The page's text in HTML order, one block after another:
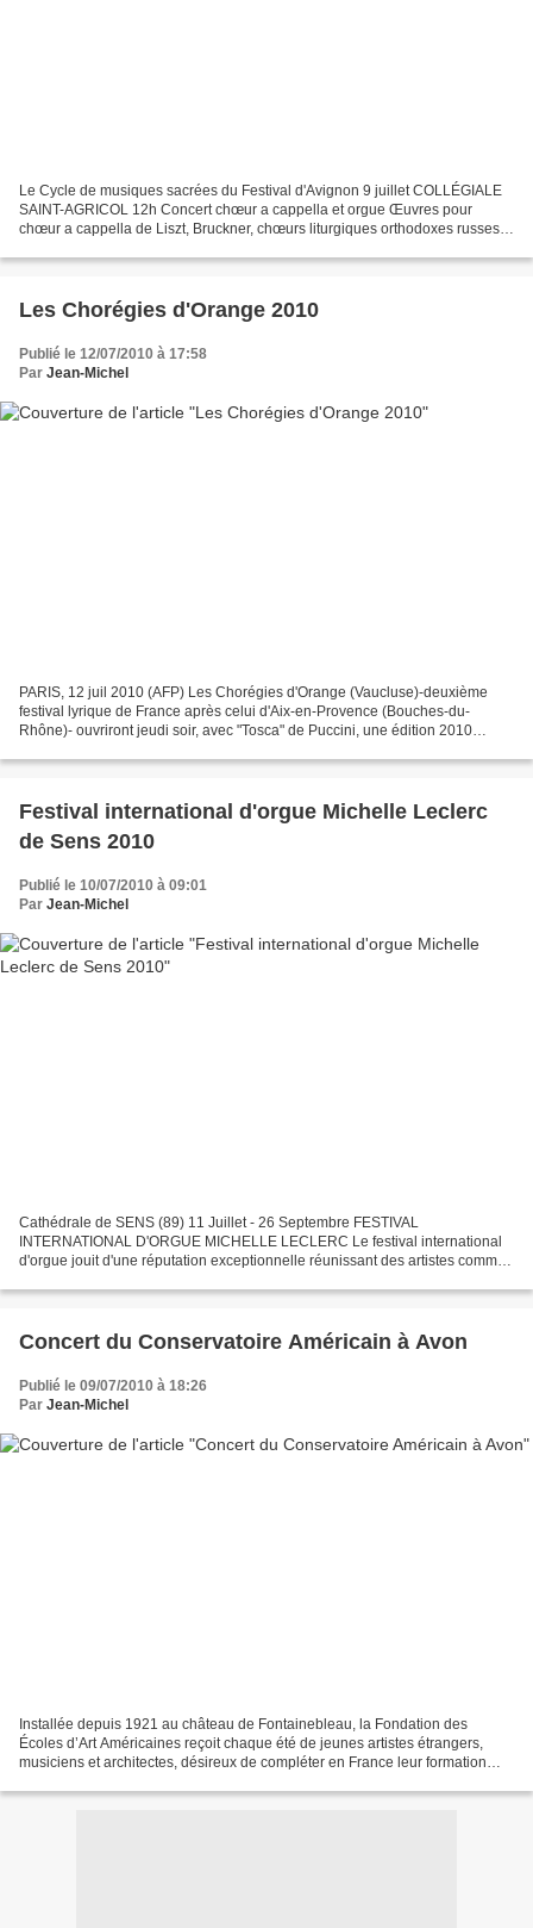
Le Cycle de musiques sacrées du Festival d'Avignon 9 juillet COLLÉGIALE
SAINT-AGRICOL 12h Concert chœur a cappella et orgue Œuvres pour
chœur a cappella de Liszt, Bruckner, chœurs liturgiques orthodoxes russes
Les Chorégies d'Orange 2010
Publié le 12/07/2010 à 17:58
Par Jean-Michel
PARIS, 12 juil 2010 (AFP) Les Chorégies d'Orange (Vaucluse)-deuxième
festival lyrique de France après celui d'Aix-en-Provence (Bouches-du-
Rhône)- ouvriront jeudi soir, avec "Tosca" de Puccini, une édition 2010
Festival international d'orgue Michelle Leclerc
de Sens 2010
Publié le 10/07/2010 à 09:01
Par Jean-Michel
Cathédrale de SENS (89) 11 Juillet - 26 Septembre FESTIVAL
INTERNATIONAL D'ORGUE MICHELLE LECLERC Le festival international
d'orgue jouit d'une réputation exceptionnelle réunissant des artistes comme
Concert du Conservatoire Américain à Avon
Publié le 09/07/2010 à 18:26
Par Jean-Michel
Installée depuis 1921 au château de Fontainebleau, la Fondation des
Écoles d’Art Américaines reçoit chaque été de jeunes artistes étrangers,
musiciens et architectes, désireux de compléter en France leur formation